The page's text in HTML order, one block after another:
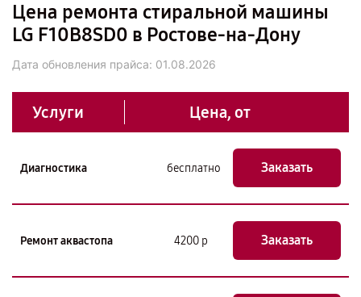
Цена ремонта стиральной машины
LG F10B8SD0 в Ростове-на-Дону
Дата обновления прайса: 01.08.2026
Услуги Цена, от
Диагностика бесплатно Заказать
Ремонт аквастопа 4200 р Заказать